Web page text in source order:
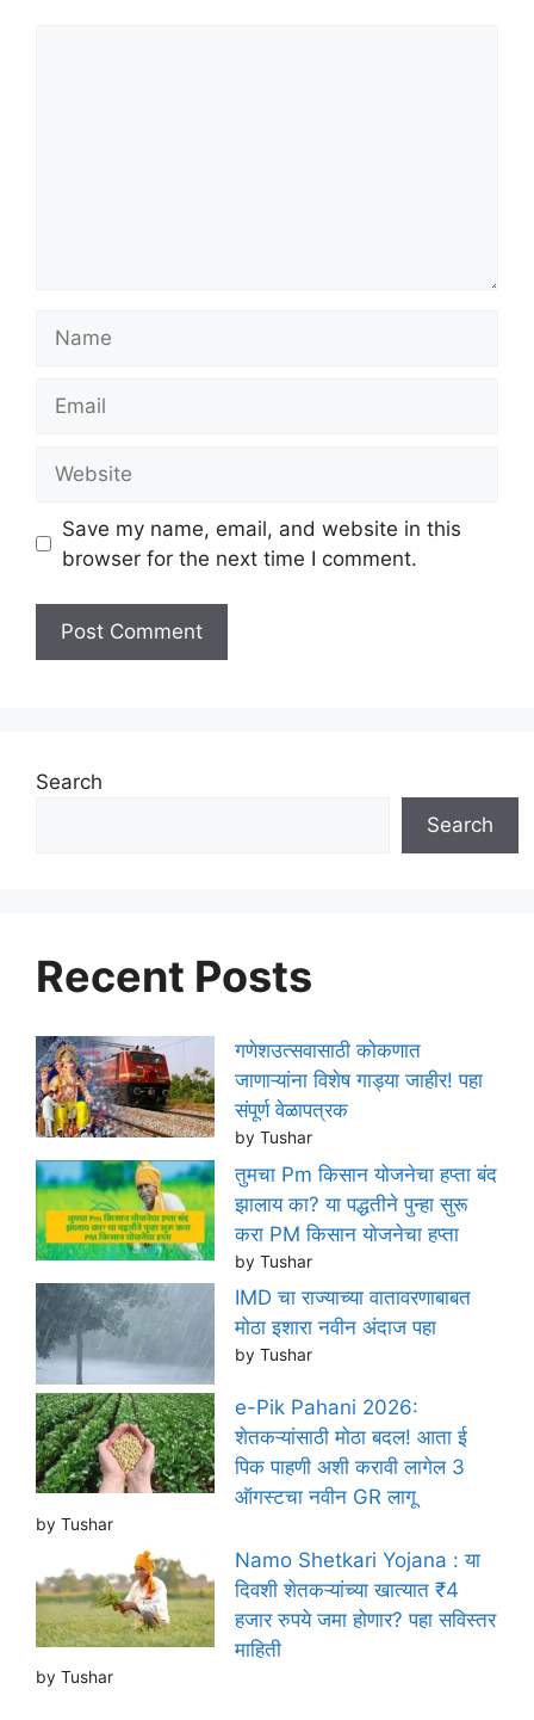
Save my name, email, and website in this
browser for the next time I comment.
Search
Search
Recent Posts
गणेशउत्सवासाठी कोकणात
जाणाऱ्यांना विशेष गाड्या जाहीर! पहा
संपूर्ण वेळापत्रक
by Tushar
तुमचा Pm किसान योजनेचा हप्ता बंद
झालाय का? या पद्धतीने पुन्हा सुरू
करा PM किसान योजनेचा हप्ता
by Tushar
IMD चा राज्याच्या वातावरणाबाबत
मोठा इशारा नवीन अंदाज पहा
by Tushar
e-Pik Pahani 2026:
शेतकऱ्यांसाठी मोठा बदल! आता ई
पिक पाहणी अशी करावी लागेल 3
ऑगस्टचा नवीन GR लागू
by Tushar
Namo Shetkari Yojana : या
दिवशी शेतकऱ्यांच्या खात्यात ₹4
हजार रुपये जमा होणार? पहा सविस्तर
माहिती
by Tushar